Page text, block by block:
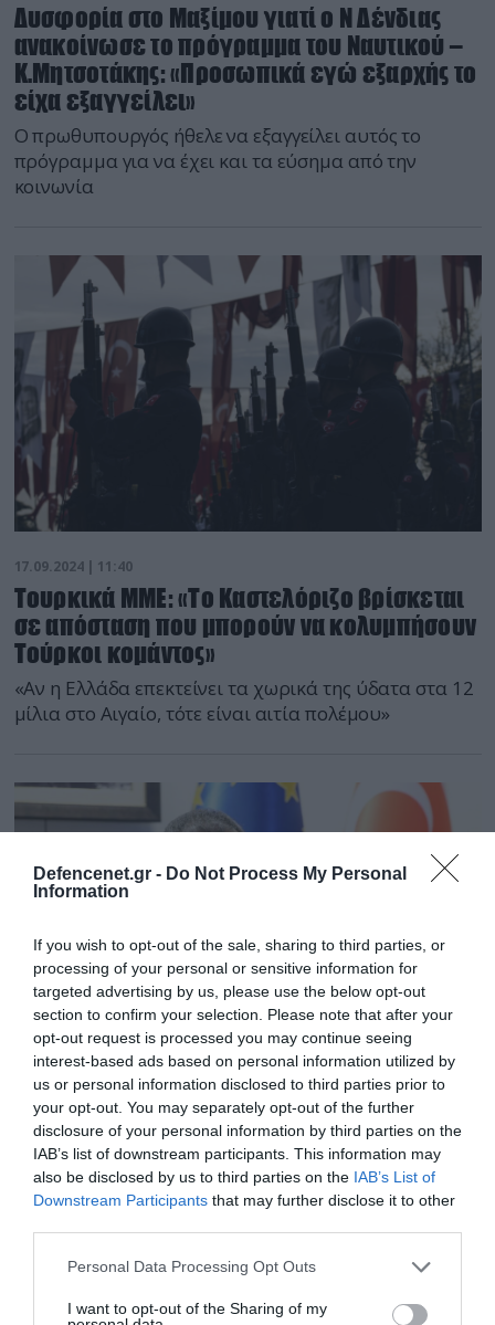
Defencenet.gr - Do Not Process My Personal
Information
If you wish to opt-out of the sale, sharing to third parties, or
processing of your personal or sensitive information for
targeted advertising by us, please use the below opt-out
section to confirm your selection. Please note that after your
opt-out request is processed you may continue seeing
interest-based ads based on personal information utilized by
us or personal information disclosed to third parties prior to
your opt-out. You may separately opt-out of the further
disclosure of your personal information by third parties on the
IAB’s list of downstream participants. This information may
also be disclosed by us to third parties on the IAB’s List of
Downstream Participants that may further disclose it to other
Please note that this website/app uses one or more Google
not limited to your visit or usage behaviour. You may click to
Personal Data Processing Opt Outs
I want to opt-out of the Sharing of my
Δυσφορία στο Μαξίμου γιατί ο Ν Δένδιας
ανακοίνωσε το πρόγραμμα του Ναυτικού –
Κ.Μητσοτάκης: «Προσωπικά εγώ εξαρχής το
είχα εξαγγείλει»
Ο πρωθυπουργός ήθελε να εξαγγείλει αυτός το
πρόγραμμα για να έχει και τα εύσημα από την
κοινωνία
17.09.2024 | 11:40
Τουρκικά ΜΜΕ: «Το Καστελόριζο βρίσκεται
σε απόσταση που μπορούν να κολυμπήσουν
Τούρκοι κομάντος»
«Αν η Ελλάδα επεκτείνει τα χωρικά της ύδατα στα 12
μίλια στο Αιγαίο, τότε είναι αιτία πολέμου»
16.09.2024 | 19:30
Ο.Τσελίκ: «Προβοκάτορας ο Ν.Δένδιας – Τα
λόγια του θα πνιγούν στο Αιγαίο»
Ο Έλληνας ΥΠΕΘΑ, προ ημερών είχε βρεθεί στο
Καστελλόριζο και έκανε δηλώσεις για την ΑΟΖ